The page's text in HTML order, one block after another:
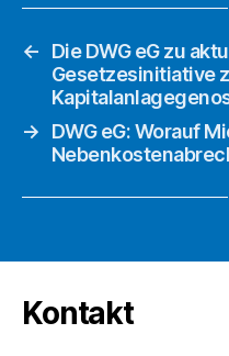
←
Die DWG eG zu
Gesetzesinitiative
→
DWG eG: Worauf
Kontakt